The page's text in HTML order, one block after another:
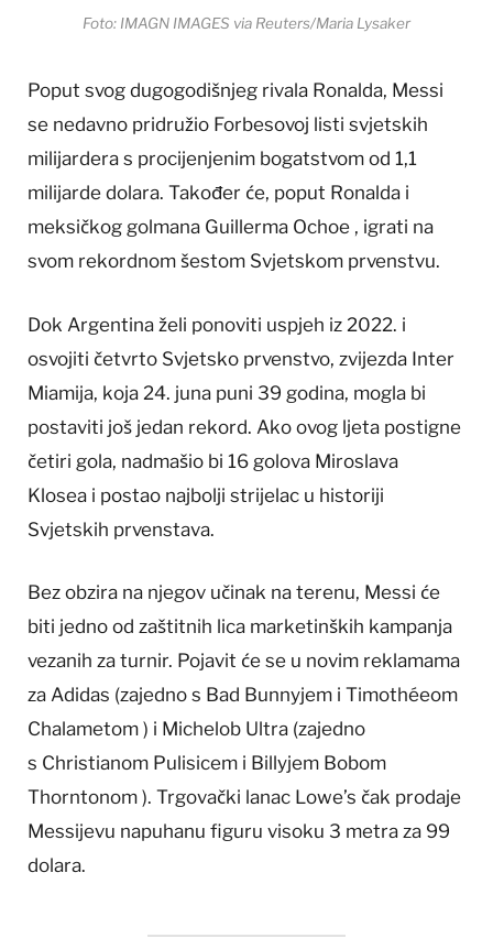
Foto: IMAGN IMAGES via Reuters/Maria Lysaker
Poput svog dugogodišnjeg rivala Ronalda, Messi
se nedavno pridružio Forbesovoj listi svjetskih
milijardera s procijenjenim bogatstvom od 1,1
milijarde dolara. Također će, poput Ronalda i
meksičkog golmana Guillerma Ochoe , igrati na
svom rekordnom šestom Svjetskom prvenstvu.
Dok Argentina želi ponoviti uspjeh iz 2022. i
osvojiti četvrto Svjetsko prvenstvo, zvijezda Inter
Miamija, koja 24. juna puni 39 godina, mogla bi
postaviti još jedan rekord. Ako ovog ljeta postigne
četiri gola, nadmašio bi 16 golova Miroslava
Klosea i postao najbolji strijelac u historiji
Svjetskih prvenstava.
Bez obzira na njegov učinak na terenu, Messi će
biti jedno od zaštitnih lica marketinških kampanja
vezanih za turnir. Pojavit će se u novim reklamama
za Adidas (zajedno s Bad Bunnyjem i Timothéeom
Chalametom ) i Michelob Ultra (zajedno
s Christianom Pulisicem i Billyjem Bobom
Thorntonom ). Trgovački lanac Lowe’s čak prodaje
Messijevu napuhanu figuru visoku 3 metra za 99
dolara.